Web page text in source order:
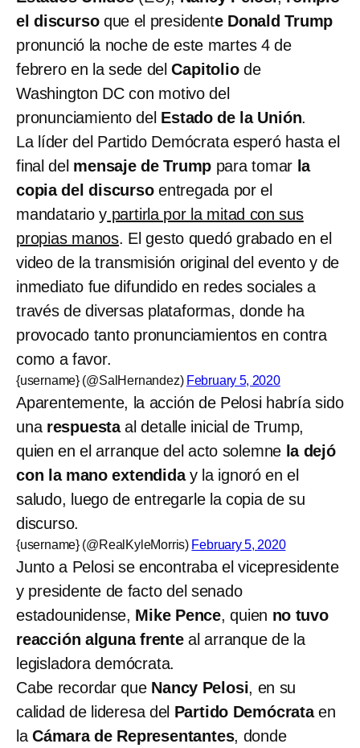
el discursoque el presidente Donald Trump
pronunció la noche de este martes 4 de
febrero en la sede delCapitoliode
Washington DC con motivo del
pronunciamiento del Estado de la Unión.
La líder del Partido Demócrata esperó hasta el
final del mensaje de Trump para tomar la
copia del discursoentregada por el
mandatario y partirla por la mitad con sus
propias manos. El gesto quedó grabado en el
video de la transmisión original del evento y de
inmediato fue difundido en redes sociales a
través de diversas plataformas, donde ha
provocado tanto pronunciamientos en contra
como a favor.
{username} (@SalHernandez) February 5, 2020
Aparentemente, la acción de Pelosi habría sido
unarespuestaal detalle inicial de Trump,
quien en el arranque del acto solemne la dejó
con la mano extendiday la ignoró en el
saludo, luego de entregarle la copia de su
discurso.
{username} (@RealKyleMorris) February 5, 2020
Junto a Pelosi se encontraba el vicepresidente
y presidente de facto del senado
estadounidense, Mike Pence, quien no tuvo
reacción alguna frenteal arranque de la
legisladora demócrata.
Cabe recordar que Nancy Pelosi, en su
calidad de lideresa del Partido Demócrataen
la Cámara de Representantes, donde